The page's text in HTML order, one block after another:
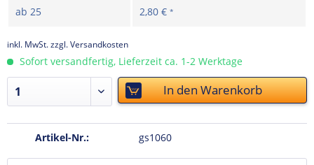
ab 25 2,80 € *
inkl. MwSt.zzgl. Versandkosten
Sofort versandfertig, Lieferzeit ca. 1-2 Werktage
In denWarenkorb
Artikel-Nr.: gs1060